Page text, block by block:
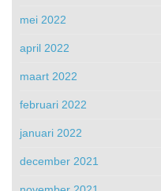
mei 2022
april 2022
maart 2022
februari 2022
januari 2022
december 2021